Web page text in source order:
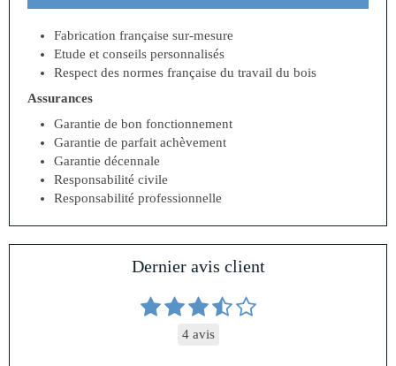
Fabrication française sur-mesure
Etude et conseils personnalisés
Respect des normes française du travail du bois
Assurances
Garantie de bon fonctionnement
Garantie de parfait achèvement
Garantie décennale
Responsabilité civile
Responsabilité professionnelle
Dernier avis client
4 avis